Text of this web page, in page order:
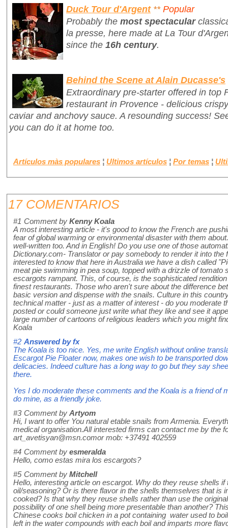
Duck Tour d'Argent ** Popular
Probably the most spectacular
la presse, here made at La Tour
since the 16h century.
Behind the Scene at Alain Ducasse's
Extraordinary pre-starter offered in top
restaurant in Provence - delicious
caviar and anchovy sauce. A resounding success!
you can do it at home too.
Artículos màs populares ¦ Ultimos artículos ¦ Por temas ¦
17 COMENTARIOS
#1 Comment by Kenny Koala
A most interesting article - it's good to know the French are
fear of global warming or environmental disaster with them
well-written too. And in English! Do you use one of those
Dictionary.com- Translator or pay somebody to render it into the
interested to know that here in Australia we have a dish called
meat pie swimming in pea soup, topped with a drizzle of tomato
escargots rampant. This, of course, is the sophisticated
finest restaurants. Those who aren't sure about the difference
basic version and dispense with the snails. Culture in this
technical matter - just as a matter of interest - do you moderate
posted or could someone just write what they like and see it
large number of cartoons of religious leaders which you might
Koala
#2 Answered byfx
The Koala is too nice. Yes, me write English without online
Escargot Pie Floater now, makes one wish to be transported
delicacies. Indeed culture has a long way to go but they say
there.
Yes I do moderate these comments and the Koala is a friend of
do mine, as a friendly joke.
#3 Comment by Artyom
Hi, I want to offer You natural etable snails from Armenia.
medical organisation.All interested firms can contact me by the
art_avetisyan@msn.comor mob: +37491 402559
#4 Comment by esmeralda
Hello, como estas mira los escargots?
#5 Comment by Mitchell
Hello, interesting article on escargot. Why do they reuse shells if
oil/seasoning? Or is there flavor in the shells themselves that is
cooked? Is that why they reuse shells rather than use the
possibility of one shell being more presentable than another?
Chinese cooks boil chicken in a pot containing water used to
left in the water compounds with each boil and imparts more